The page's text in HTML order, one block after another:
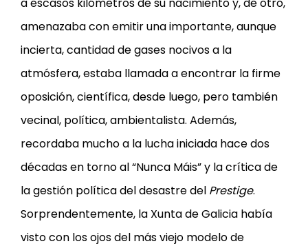
amenazaba con emitir una importante, aunque
incierta, cantidad de gases nocivos a la
atmósfera, estaba llamada a encontrar la firme
oposición, científica, desde luego, pero también
vecinal, política, ambientalista. Además,
recordaba mucho a la lucha iniciada hace dos
décadas en torno al “Nunca Máis” y la crítica de
la gestión política del desastre del Prestige.
Sorprendentemente, la Xunta de Galicia había
visto con los ojos del más viejo modelo de